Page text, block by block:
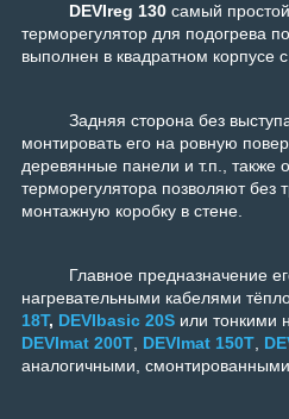
DEVIreg 130 самый
терморегулятор для подогрева
выполнен в квадратном корпусе
Задняя сторона без
монтировать его на ровную
деревянные панели и т.п., также
терморегулятора позволяют без
монтажную коробку в стене.
Главное предназначение
нагревательными кабелями
18T, DEVIbasic 20S или тонкими
DEVImat 200T, DEVImat 150T,
аналогичными,